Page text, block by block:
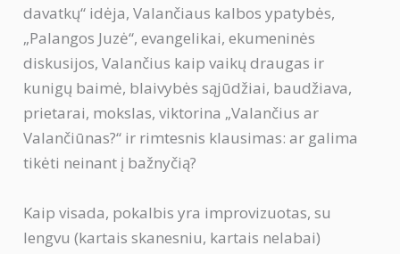
davatkų“ idėja, Valančiaus kalbos ypatybės,
„Palangos Juzė“, evangelikai, ekumeninės
diskusijos, Valančius kaip vaikų draugas ir
kunigų baimė, blaivybės sąjūdžiai, baudžiava,
prietarai, mokslas, viktorina „Valančius ar
Valančiūnas?“ ir rimtesnis klausimas: ar galima
tikėti neinant į bažnyčią?
Kaip visada, pokalbis yra improvizuotas, su
lengvu (kartais skanesniu, kartais nelabai)